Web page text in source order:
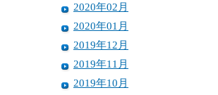
2020年02月
2020年01月
2019年12月
2019年11月
2019年10月